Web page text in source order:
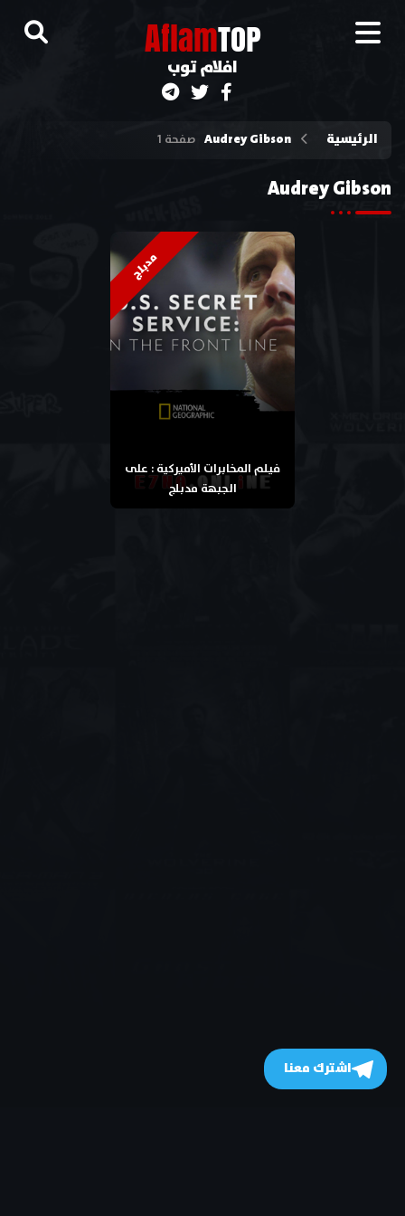
AflamTOP
افلام توب
الرئيسية Audrey Gibson صفحة 1
Audrey Gibson
مدبلج
فيلم المخابرات الأميركية : على
الجبهة مدبلج
اشترك معنا